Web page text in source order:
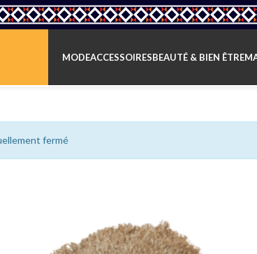
MODEACCESSOIRESBEAUTÉ & BIEN ÊTRE
fermé